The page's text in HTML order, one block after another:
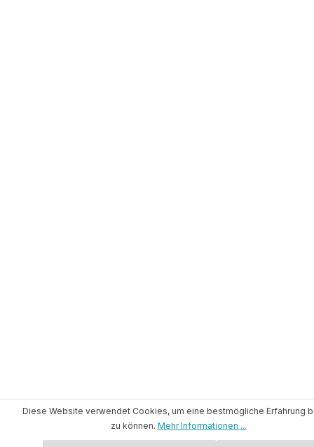
Diese Website verwendet Cookies, um eine bestmögliche Erfahrung
zu können. Mehr Informationen ...